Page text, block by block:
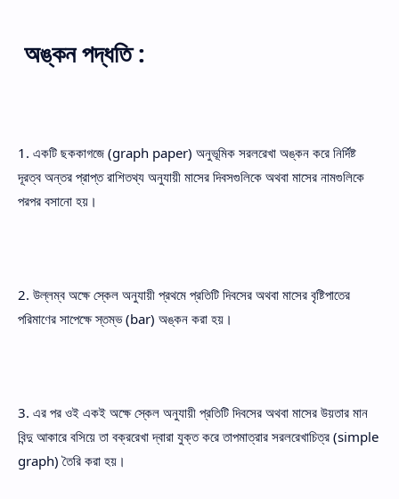
অঙ্কন পদ্ধতি :
1. একটি ছককাগজে (graph paper) অনুভূমিক সরলরেখা অঙ্কন করে নির্দিষ্ট
দূরত্ব অন্তর প্রাপ্ত রাশিতথ্য অনুযায়ী মাসের দিবসগুলিকে অথবা মাসের নামগুলিকে
পরপর বসানো হয়।
2. উল্লম্ব অক্ষে স্কেল অনুযায়ী প্রথমে প্রতিটি দিবসের অথবা মাসের বৃষ্টিপাতের
পরিমাণের সাপেক্ষে স্তম্ভ (bar) অঙ্কন করা হয়।
3. এর পর ওই একই অক্ষে স্কেল অনুযায়ী প্রতিটি দিবসের অথবা মাসের উয়তার মান
বিন্দু আকারে বসিয়ে তা বক্ররেখা দ্বারা যুক্ত করে তাপমাত্রার সরলরেখাচিত্র (simple
graph) তৈরি করা হয়।